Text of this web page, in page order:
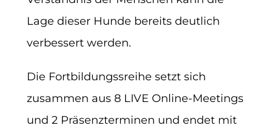
Lage dieser Hunde bereits deutlich
verbessert werden.
Die Fortbildungssreihe setzt sich
zusammen aus 8 LIVE Online-Meetings
und 2 Präsenzterminen und endet mit